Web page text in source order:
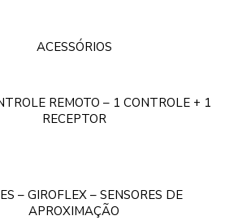
ACESSÓRIOS
REMOTO – 1 CONTROLE + 1
RECEPTOR
– GIROFLEX – SENSORES DE
APROXIMAÇÃO